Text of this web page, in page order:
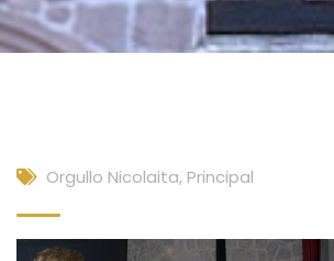
Orgullo Nicolaita, Principal